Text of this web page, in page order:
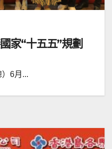
家“十五五”規劃
6月...